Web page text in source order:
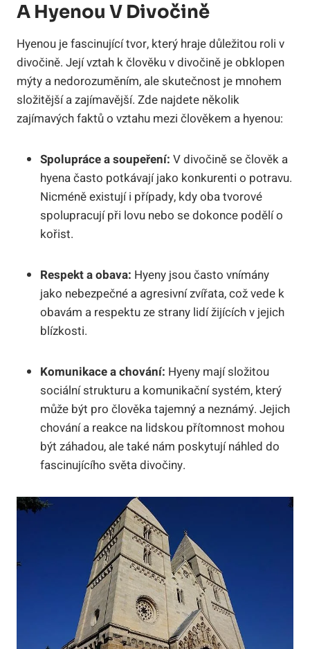
A Hyenou V Divočině
Hyenou je fascinující tvor, který hraje důležitou roli v
divočině. Její vztah k člověku v divočině je obklopen
mýty a nedorozuměním, ale skutečnost je mnohem
složitější a zajímavější. Zde najdete několik
zajímavých faktů o vztahu mezi člověkem a hyenou:
Spolupráce a soupeření: V divočině se člověk a
hyena často potkávají jako konkurenti o potravu.
Nicméně existují i případy, kdy oba tvorové
spolupracují při lovu nebo se dokonce podělí o
kořist.
Respekt a obava: Hyeny jsou často vnímány
jako nebezpečné a agresivní zvířata, což vede k
obavám a respektu ze strany lidí žijících v jejich
blízkosti.
Komunikace a chování: Hyeny mají složitou
sociální strukturu a komunikační systém, který
může být pro člověka tajemný a neznámý. Jejich
chování a reakce na lidskou přítomnost mohou
být záhadou, ale také nám poskytují náhled do
fascinujícího světa divočiny.